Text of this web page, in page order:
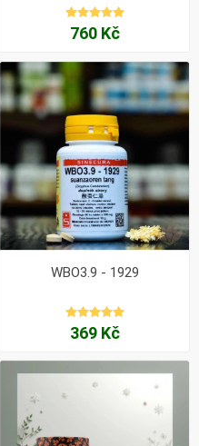
760 Kč
WBO3.9 - 1929
369 Kč